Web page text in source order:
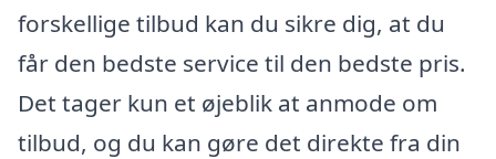
forskellige tilbud kan du sikre dig, at du
får den bedste service til den bedste pris.
Det tager kun et øjeblik at anmode om
tilbud, og du kan gøre det direkte fra din